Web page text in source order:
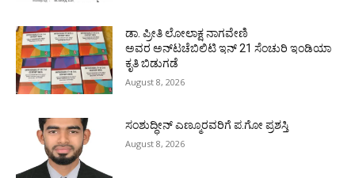
ಡಾ. ಪ್ರೀತಿ ಲೋಲಾಕ್ಷ ನಾಗವೇಣಿ
ಅವರ ಅನ್‌ಟಚೆಬಿಲಿಟಿ ಇನ್ 21 ಸೆಂಚುರಿ ಇಂಡಿಯಾ
ಕೃತಿ ಬಿಡುಗಡೆ
August 8, 2026
ಸಂಶುದ್ಧೀನ್ ಎಣ್ಮೂರವರಿಗೆ ಪ.ಗೋ ಪ್ರಶಸ್ತಿ
August 8, 2026